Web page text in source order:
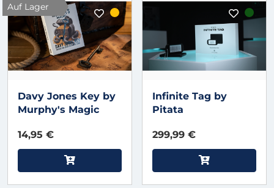
Auf Lager
Davy Jones Key by
Murphy's Magic
14,95 €
Infinite Tag by
Pitata
299,99 €